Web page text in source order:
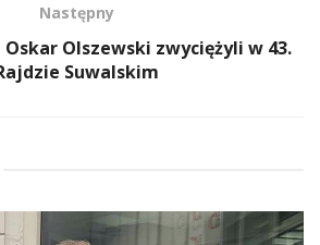
Następny
Oskar Olszewski zwyciężyli w 43.
Suwalskim